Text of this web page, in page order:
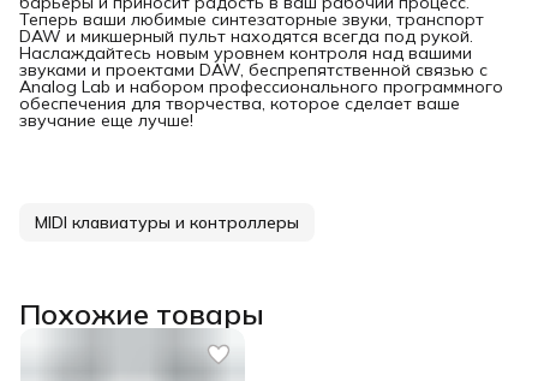
Теперь ваши любимые синтезаторные звуки, транспорт
DAW и микшерный пульт находятся всегда под рукой.
Наслаждайтесь новым уровнем контроля над вашими
звуками и проектами DAW, беспрепятственной связью с
Analog Lab и набором профессионального программного
обеспечения для творчества, которое сделает ваше
звучание еще лучше!
MIDI клавиатуры и контроллеры
Похожие товары